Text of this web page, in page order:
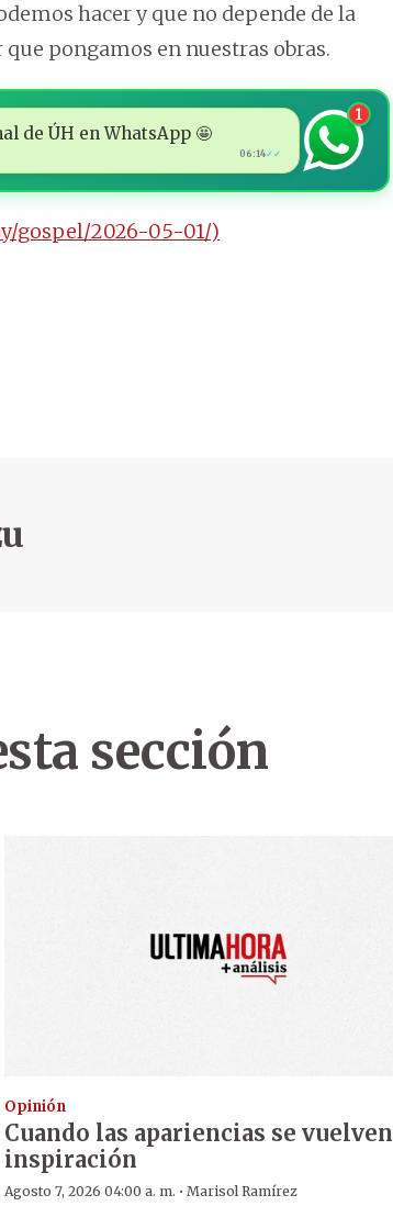
hacer y que no depende de la
pongamos en nuestras obras.
de ÚH en WhatsApp 🤩
06:14✓✓
1
gospel/2026-05-01/)
sección
Opinión
Cuando las apariencias se vuelven
inspiración
Agosto 7, 2026 04:00 a. m. ·Marisol Ramírez